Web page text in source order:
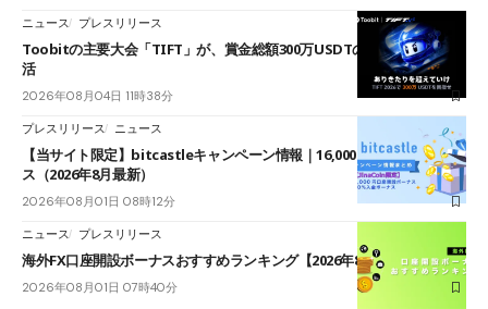
ニュース プレスリリース
Toobitの主要大会「TIFT」が、賞金総額300万USDTのレースとして復
活
2026年08月04日 11時38分
プレスリリース ニュース
【当サイト限定】bitcastleキャンペーン情報｜16,000円口座開設ボーナ
ス（2026年8月最新）
2026年08月01日 08時12分
ニュース プレスリリース
海外FX口座開設ボーナスおすすめランキング【2026年8月最新】
2026年08月01日 07時40分